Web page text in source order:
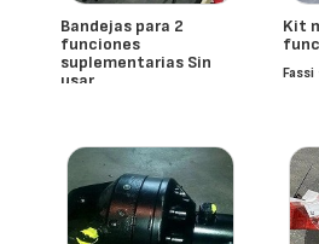
Bandejas para 2
funciones
suplementarias Sin
usar
Kit
Fassi